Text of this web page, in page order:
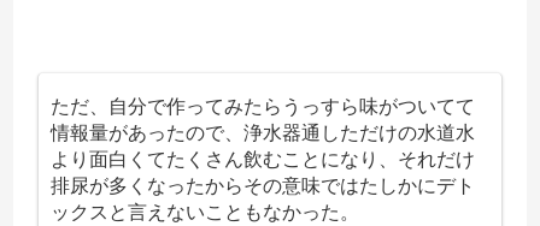
ただ、自分で作ってみたらうっすら味がついてて
情報量があったので、浄水器通しただけの水道水
より面白くてたくさん飲むことになり、それだけ
排尿が多くなったからその意味ではたしかにデト
ックスと言えないこともなかった。